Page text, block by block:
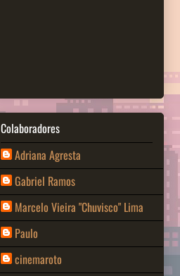
Colaboradores
Adriana Agresta
Gabriel Ramos
Marcelo Vieira "Chuvisco" Lima
Paulo
cinemaroto